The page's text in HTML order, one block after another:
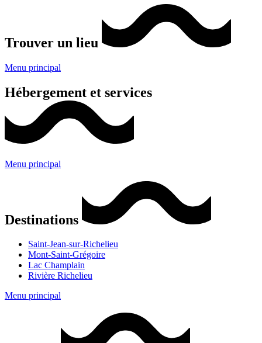
Trouver un lieu
Menu principal
Hébergement et services
Menu principal
Destinations
Saint-Jean-sur-Richelieu
Mont-Saint-Grégoire
Lac Champlain
Rivière Richelieu
Menu principal